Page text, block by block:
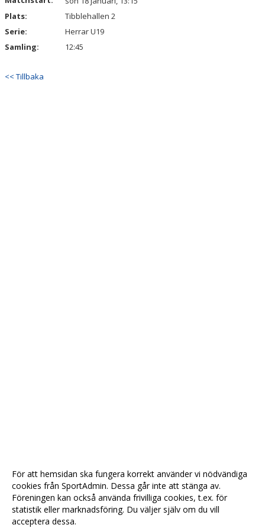
Plats:
Tibblehallen 2
Serie:
Herrar U19
Samling:
12:45
<< Tillbaka
För att hemsidan ska fungera korrekt använder vi nödvändiga
cookies från SportAdmin. Dessa går inte att stänga av.
Föreningen kan också använda frivilliga cookies, t.ex. för
statistik eller marknadsföring. Du väljer själv om du vill
acceptera dessa.